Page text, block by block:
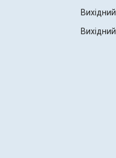
Вихідний
Вихідний